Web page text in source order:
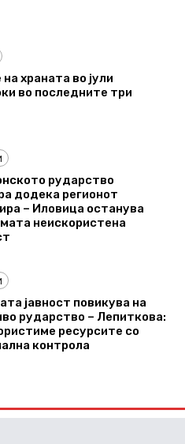
храната во јули
во последните три
рударство
додека регионот
– Иловица останува
неискористена
јавност повикува на
рударство – Лепиткова:
ресурсите со
контрола